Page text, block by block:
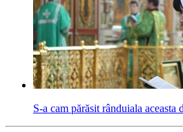
S-a cam părăsit rânduiala aceasta